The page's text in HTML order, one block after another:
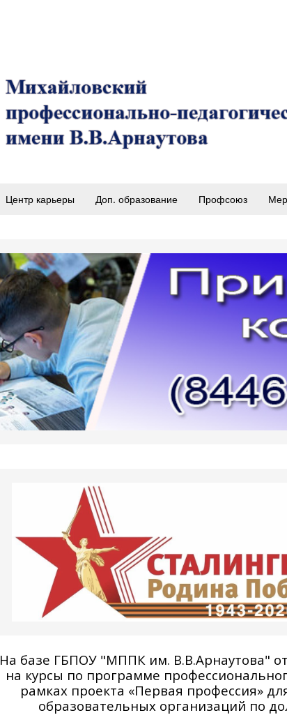
Центр карьеры Доп. образование Профсоюз
На базе ГБПОУ "МППК им. В.В.Арнаутова"
на курсы по программе
рамках проекта «Первая профессия»
образовательных организаций по